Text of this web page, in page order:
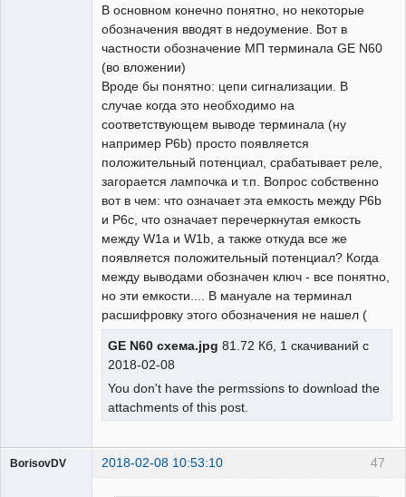
В основном конечно понятно, но некоторые
обозначения вводят в недоумение. Вот в
частности обозначение МП терминала GE N60
(во вложении)
Вроде бы понятно: цепи сигнализации. В
случае когда это необходимо на
соответствующем выводе терминала (ну
например P6b) просто появляется
положительный потенциал, срабатывает реле,
загорается лампочка и т.п. Вопрос собственно
вот в чем: что означает эта емкость между P6b
и P6c, что означает перечеркнутая емкость
между W1a и W1b, а также откуда все же
появляется положительный потенциал? Когда
между выводами обозначен ключ - все понятно,
но эти емкости.... В мануале на терминал
расшифровку этого обозначения не нашел (
GE N60 схема.jpg 81.72 Кб, 1 скачиваний с
2018-02-08
You don't have the permssions to download the
attachments of this post.
47
BorisovDV 2018-02-08 10:53:10